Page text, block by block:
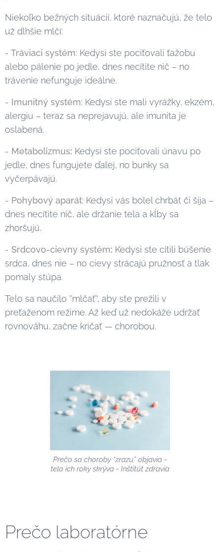
Niekoľko bežných situácií, ktoré naznačujú, že telo
už dlhšie mlčí:
- Tráviaci systém: Kedysi ste pociťovali ťažobu
alebo pálenie po jedle, dnes necítite nič – no
trávenie nefunguje ideálne.
- Imunitný systém: Kedysi ste mali vyrážky, ekzém,
alergiu – teraz sa neprejavujú, ale imunita je
oslabená.
- Metabolizmus: Kedysi ste pociťovali únavu po
jedle, dnes fungujete ďalej, no bunky sa
vyčerpávajú.
- Pohybový aparát: Kedysi vás bolel chrbát či šija –
dnes necítite nič, ale držanie tela a kĺby sa
zhoršujú.
- Srdcovo-cievny systém: Kedysi ste cítili búšenie
srdca, dnes nie – no cievy strácajú pružnosť a tlak
pomaly stúpa.
Telo sa naučilo ''mlčať'', aby ste prežili v
preťaženom režime. Až keď už nedokáže udržať
rovnováhu, začne kričať — chorobou.
Prečo sa choroby “zrazu” objavia -
telo ich roky skrýva - Inštitút zdravia
Prečo laboratórne